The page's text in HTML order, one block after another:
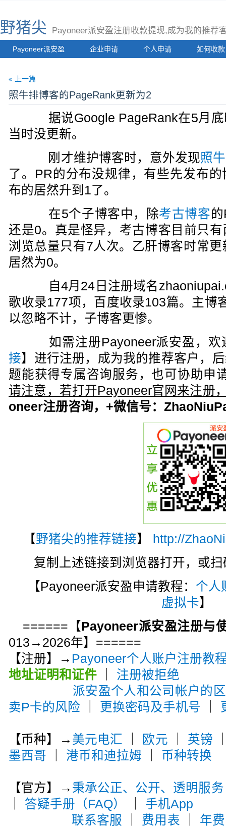
野猪尖 Payoneer派安盈注册收款提现,成为我的推荐
Payoneer派安盈 企业申请 个人申请 如何收款
« 上一篇
照牛排博客的PageRank更新为2
据说Google PageRank在5月底
当时没更新。
刚才维护博客时，意外发现照
了。PR的分布没规律，有些先发布
布的居然升到1了。
在5个子博客中，除考古博客
还是0。真是怪异，考古博客目前只
浏览总量只有7人次。乙肝博客时常
居然为0。
自4月24日注册域名
歌收录177项，百度收录103篇。主博
以忽略不计，子博客更惨。
如需注册Payoneer派安盈，欢
接】进行注册，成为我的推荐客户，
题能获得专属咨询服务，也可协助申
请注意，若打开Payoneer官网来注册
oneer注册咨询，+微信号：
【野猪尖的推荐链接】
http://
复制上述链接到浏览器打开，或
【Payoneer派安盈申请教程： 个人
虚拟卡】
======【Payoneer派安盈注册与
013→2026年】======
【注册】→ Payoneer个人账户注册教
地址证明和证件
注册被拒绝
派安盈个人和公司帐户的
卖P卡的风险
更换密码及手机号
【币种】→ 美元电汇 欧元 英镑
墨西哥
港币和迪拉姆 币种转换
【官方】→ 秉承公正、公开、透明服务
答疑手册（FAQ）
手机App
联系客服
费用表 年费